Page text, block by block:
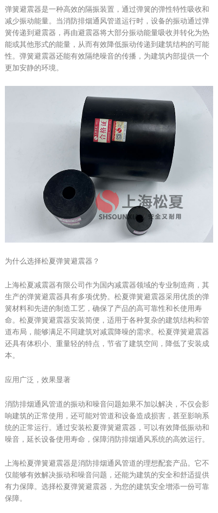
弹簧避震器是一种高效的隔振装置，通过弹簧的弹性特性吸收和
减少振动能量。当消防排烟通风管道运行时，设备的振动通过弹
簧传递到避震器，再由避震器将大部分振动能量吸收并转化为热
能或其他形式的能量，从而有效降低振动传递到建筑结构的可能
性。弹簧避震器还能有效隔绝噪音的传播，为建筑内部提供一个
更加安静的环境。
为什么选择松夏弹簧避震器？
上海松夏减震器有限公司作为国内减震器领域的专业制造商，其
生产的弹簧避震器具有多项优势。松夏弹簧避震器采用优质的弹
簧材料和先进的制造工艺，确保了产品的高可靠性和长使用寿
命。松夏弹簧避震器安装简便，适用于各种复杂的建筑结构和管
道布局，能够满足不同建筑对减震降噪的需求。松夏弹簧避震器
还具有体积小、重量轻的特点，节省了建筑空间，降低了安装成
本。
应用广泛，效果显著
消防排烟通风管道的振动和噪音问题如果不加以解决，不仅会影
响建筑的正常使用，还可能对管道和设备造成损害，甚至影响系
统的正常运行。通过安装松夏弹簧避震器，可以有效降低振动和
噪音，延长设备使用寿命，保障消防排烟通风系统的高效运行。
上海松夏弹簧避震器是消防排烟通风管道的理想配套产品。它不
仅能够有效解决振动和噪音问题，还能为建筑的安全和舒适提供
有力保障。选择松夏弹簧避震器，为您的建筑安全增添一份可靠
保障。